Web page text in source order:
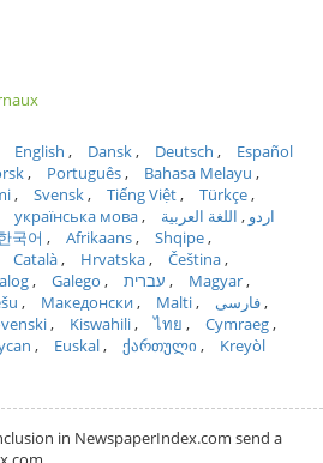
English Dansk Deutsch
Español
Português
Bahasa Melayu
Svensk Tiếng Việt
Türkçe
українська мова اردو
اللغة العربية
국어 Afrikaans
Shqipe
Català Hrvatska
Čeština
Galego עברית
Magyar
Македонски Malti
فارسی
Kiswahili ไทย
Cymraeg
Euskal ქართული
Kreyòl
in NewspaperIndex.com send a